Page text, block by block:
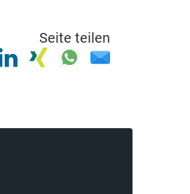
Seite teilen